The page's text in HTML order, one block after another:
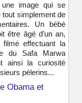
une image qui se
tout simplement de
Un bébé
être âgé d’un an,
effectuant la
du Safa Marwa
ainsi la curiosité
pèlerins...
Obama et